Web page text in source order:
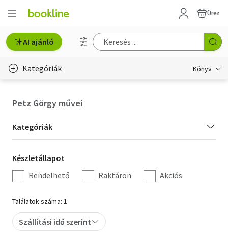
Üres
AI ajánló
Kategóriák Könyv
Hobbi, szabadidő
Irodalom
Művészet
Szakkönyv
Petz Görgy művei
Kategória
szűrés
Kategóriák
Készletállapot
szűrés
Készletállapot
Rendelhető
Raktáron Akciós
Találatok száma: 1
Szállítási idő szerint